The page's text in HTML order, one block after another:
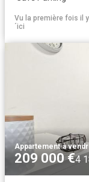
Vu la première fois il
´ici
Appartement·à
209 000 €4